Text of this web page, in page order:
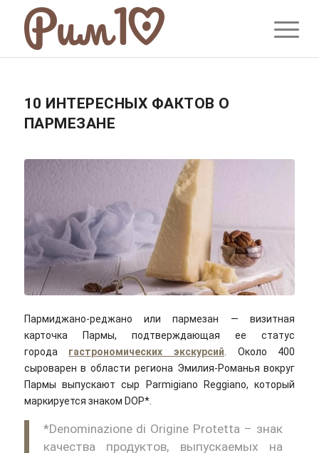
10 ИНТЕРЕСНЫХ ФАКТОВ О
ПАРМЕЗАНЕ
Пармиджано-реджано или пармезан — визитная
карточка Пармы, подтверждающая ее статус
города гастрономических экскурсий . Около 400
сыроварен в области региона Эмилия-Романья вокруг
Пармы выпускают сыр Parmigiano Reggiano, который
маркируется знаком DOP*.
*Denominazione di Origine Protetta – знак
качества продуктов, выпускаемых на